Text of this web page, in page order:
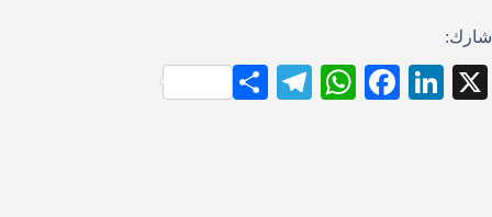
شارك:
X
Li
Fa
W
Te